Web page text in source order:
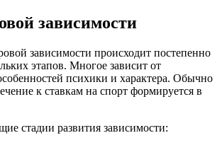
зависимости
зависимости происходит постепенно
этапов. Многое зависит от
психики и характера. Обычно
к ставкам на спорт формируется в
стадии развития зависимости: